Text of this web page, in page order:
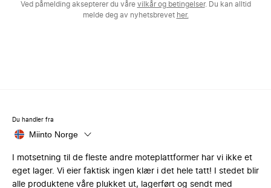
Ved påmelding aksepterer du våre vilkår og betingelser. Du kan alltid
melde deg av nyhetsbrevet her.
Du handler fra
Miinto Norge
I motsetning til de fleste andre moteplattformer har vi ikke et
eget lager. Vi eier faktisk ingen klær i det hele tatt! I stedet blir
alle produktene våre plukket ut, lagerført og sendt med